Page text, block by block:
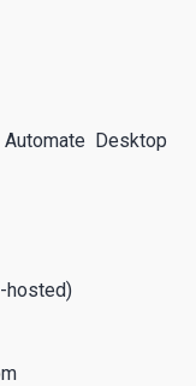
Desktop
hosted)